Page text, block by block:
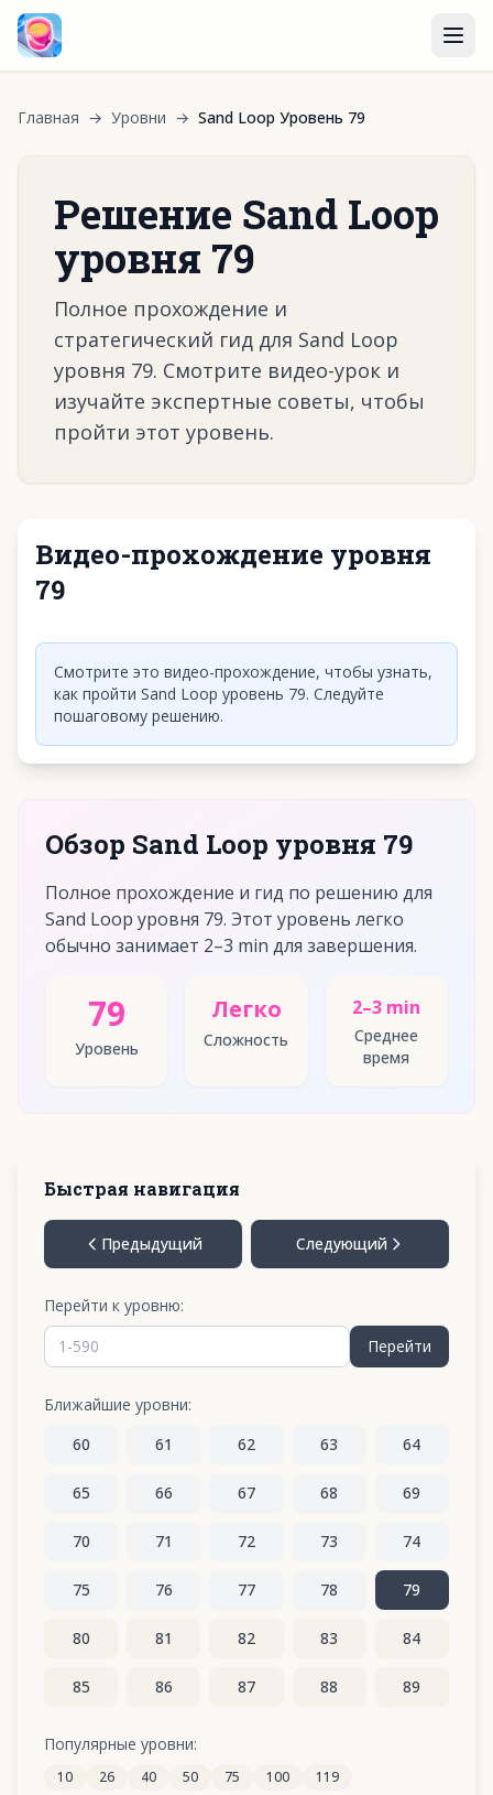
Главная → Уровни → Sand Loop Уровень 79
Решение Sand Loop
уровня 79
Полное прохождение и
стратегический гид для Sand Loop
уровня 79. Смотрите видео-урок и
изучайте экспертные советы, чтобы
пройти этот уровень.
Видео-прохождение уровня
79
Смотрите это видео-прохождение, чтобы узнать,
как пройти Sand Loop уровень 79. Следуйте
пошаговому решению.
Обзор Sand Loop уровня 79
Полное прохождение и гид по решению для
Sand Loop уровня 79. Этот уровень легко
обычно занимает 2–3 min для завершения.
79
Уровень
Легко
Сложность
2–3 min
Среднее
время
Быстрая навигация
Предыдущий Следующий
Перейти к уровню:
Перейти
Ближайшие уровни:
60
61 62 63 64
65 66 67 68 69
70 71 72 73 74
75 76 77 78 79
80 81 82 83 84
85 86 87 88 89
95 96 97 98
Популярные уровни:
10 26 40 50 75 100 119